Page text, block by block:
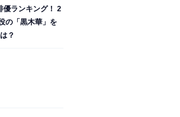
優ランキング！ 2
の「黒木華」を
？